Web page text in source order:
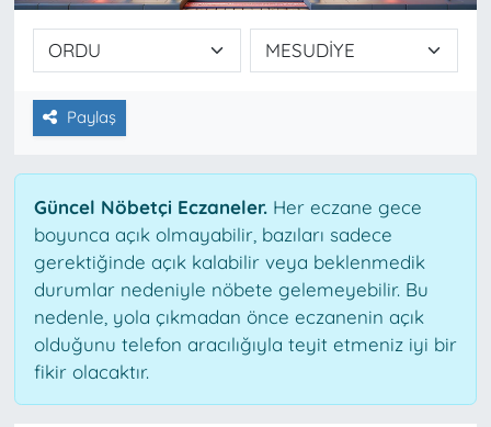
Paylaş
Güncel Nöbetçi Eczaneler.Her eczane gece
boyunca açık olmayabilir, bazıları sadece
gerektiğinde açık kalabilir veya beklenmedik
durumlar nedeniyle nöbete gelemeyebilir. Bu
nedenle, yola çıkmadan önce eczanenin açık
olduğunu telefon aracılığıyla teyit etmeniz iyi bir
fikir olacaktır.